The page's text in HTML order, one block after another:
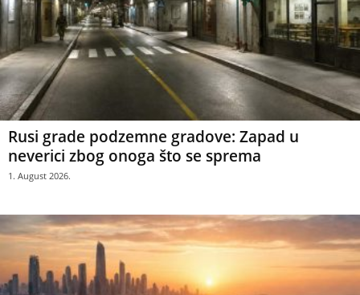
Rusi grade podzemne gradove: Zapad u
neverici zbog onoga što se sprema
1. August 2026.